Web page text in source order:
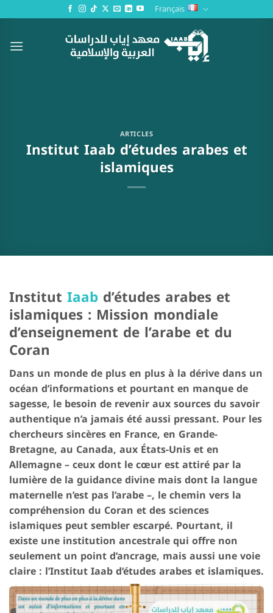
au
contenu
Français
ARTICLES
Institut Iaab d’études arabes et
islamiques
Institut Iaab d’études arabes et
islamiques : Mission mondiale
d’enseignement de l’arabe et du
Coran
Dans un monde de plus en plus à la dérive dans un
océan d’informations et pourtant en manque de
sagesse, le besoin de revenir aux sources du savoir
authentique n’a jamais été aussi pressant. Pour les
chercheurs sincères en France, en Grande-
Bretagne, au Canada, aux États-Unis et en
Allemagne – ceux dont le cœur est attiré par la
lumière de la guidance divine mais dont la langue
maternelle n’est pas l’arabe –, le chemin vers la
compréhension du Coran et des sciences
islamiques peut sembler escarpé. Pourtant, il
existe une institution ancestrale qui offre non
seulement un point d’ancrage, mais aussi une voie
claire : l’Institut Iaab d’études arabes et islamiques.